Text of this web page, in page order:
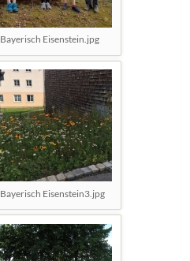
Bayerisch Eisenstein.jpg
Bayerisch Eisenstein3.jpg